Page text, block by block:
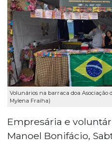
Volunários na barraca doa Asociação
Mylena Fraiha)
Empresária e
Manoel Bonifácio,